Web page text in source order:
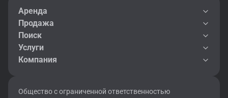
Аренда
Продажа
Поиск
Услуги
Компания
Общество с ограниченной ответственностью